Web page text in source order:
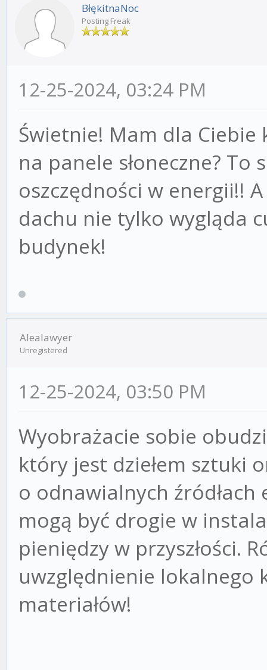
BłękitnaNoc
Posting Freak
12-25-2024, 03:24 PM
Świetnie! Mam dla
na panele słoneczne? To
oszczędności w energii!!
dachu nie tylko wygląda
budynek!
Alealawyer
Unregistered
12-25-2024, 03:50 PM
Wyobrażacie sobie
który jest dziełem sztuki
o odnawialnych
mogą być drogie w
pieniędzy w przyszłości.
uwzględnienie lokalnego
materiałów!